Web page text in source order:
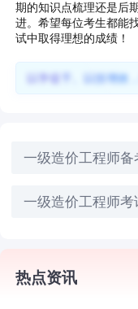
期的知识点梳理还是后
进。希望每位考生都能
试中取得理想的成绩！
以学促干、以技增效
一级造价工程师备
一级造价工程师考
热点资讯